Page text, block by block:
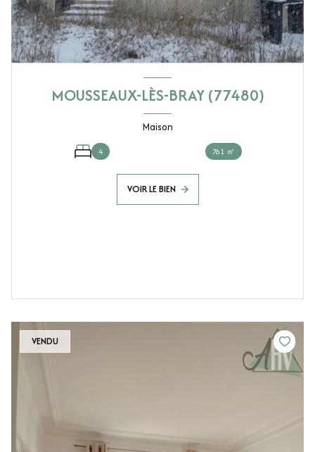
MOUSSEAUX-LÈS-BRAY (77480)
Maison
4 761 ㎡
VOIR LE BIEN
VENDU